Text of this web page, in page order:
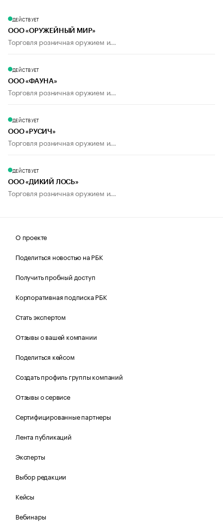
ДЕЙСТВУЕТ
ООО «ОРУЖЕЙНЫЙ МИР»
Торговля розничная оружием и...
ДЕЙСТВУЕТ
ООО «ФАУНА»
Торговля розничная оружием и...
ДЕЙСТВУЕТ
ООО «РУСИЧ»
Торговля розничная оружием и...
ДЕЙСТВУЕТ
ООО «ДИКИЙ ЛОСЬ»
Торговля розничная оружием и...
О проекте
Поделиться новостью на РБК
Получить пробный доступ
Корпоративная подписка РБК
Стать экспертом
Отзывы о вашей компании
Поделиться кейсом
Создать профиль группы компаний
Отзывы о сервисе
Сертифицированные партнеры
Лента публикаций
Эксперты
Выбор редакции
Кейсы
Вебинары